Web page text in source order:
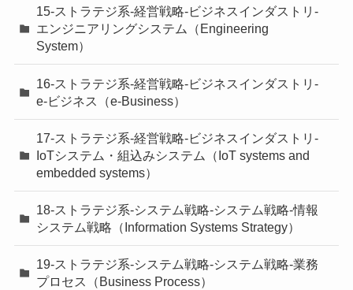
15-ストラテジ系-経営戦略-ビジネスインダストリ-
エンジニアリングシステム（Engineering
System）
16-ストラテジ系-経営戦略-ビジネスインダストリ-
e-ビジネス（e-Business）
17-ストラテジ系-経営戦略-ビジネスインダストリ-
IoTシステム・組込みシステム（IoT systems and
embedded systems）
18-ストラテジ系-システム戦略-システム戦略-情報
システム戦略（Information Systems Strategy）
19-ストラテジ系-システム戦略-システム戦略-業務
プロセス（Business Process）